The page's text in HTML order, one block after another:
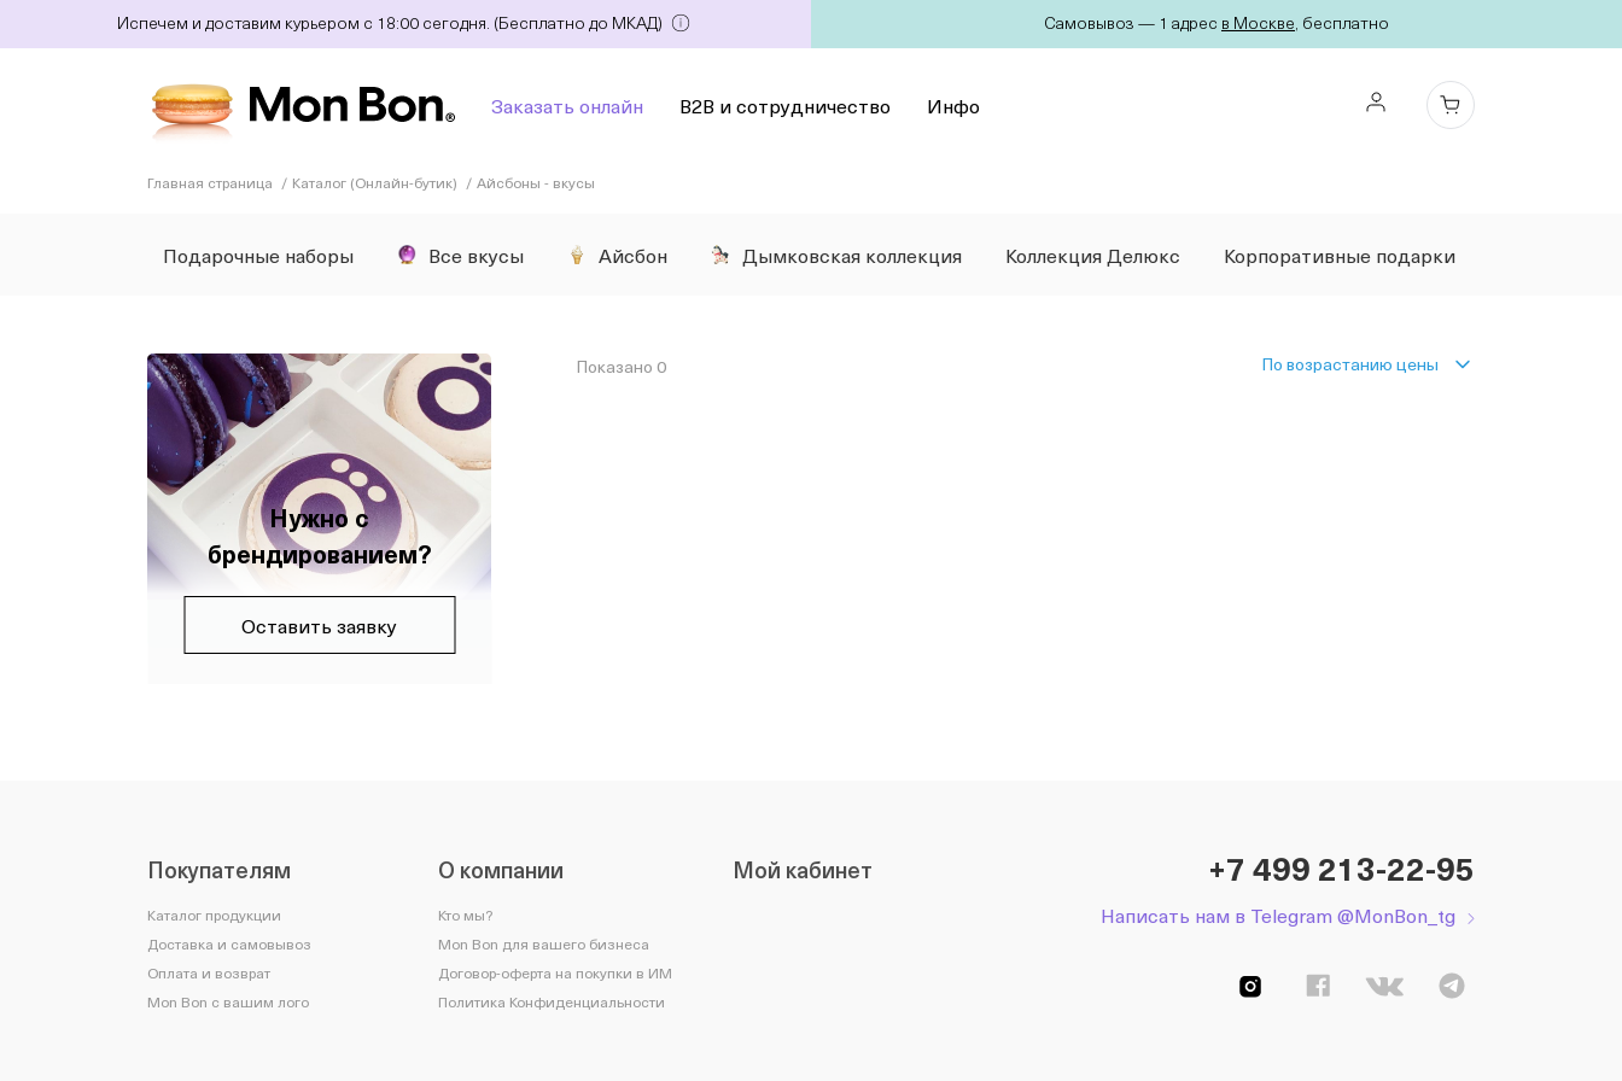
Испечем и доставим курьером с 18:00 сегодня. (Бесплатно до МКАД) Самовывоз — 1 адрес в Москве, бесплатно
Заказать онлайн B2B и сотрудничество Инфо
Главная страница Каталог (Онлайн-бутик) Айсбоны - вкусы
Подарочные наборы Все вкусы Айсбон Дымковская коллекция Коллекция Делюкс Корпоративные подарки
Нужно с
брендированием?
Оставить заявку
Показано 0 По возрастанию цены
Покупателям
Каталог продукции
Доставка и самовывоз
Оплата и возврат
Mon Bon с вашим лого
О компании
Кто мы?
Mon Bon для вашего бизнеса
Договор-оферта на покупки в ИМ
Политика Конфиденциальности
Мой кабинет +7 499 213-22-95
Написать нам в Telegram @MonBon_tg